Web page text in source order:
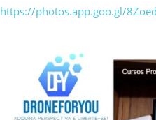
https://photos.app.goo.gl/